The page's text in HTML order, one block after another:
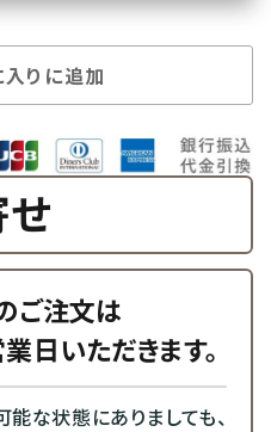
りに追加
せ
ご注文は
日いただきます。
な状態にありましても、